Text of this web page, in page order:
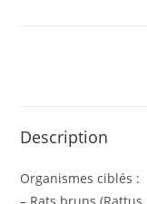
Description
Organismes ciblés :
– Rats bruns